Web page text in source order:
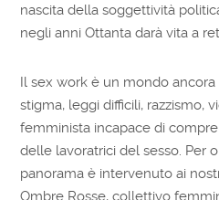
nascita della soggettività
negli anni Ottanta darà vita a
Il sex work è un mondo
stigma, leggi difficili, razzismo,
femminista incapace di
delle lavoratrici del sesso. Per
panorama è intervenuto ai
Ombre Rosse, collettivo